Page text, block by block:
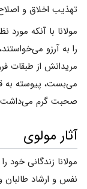
تهذیب اخلاق و
مولانا با آنکه مورد
را به آرزو
مریدانش از طبقات
می‌بست، پیوسته به
صحبت گرم می‌داشت
آثار مولوی
مولانا زندگانی خود
نفس و ارشاد